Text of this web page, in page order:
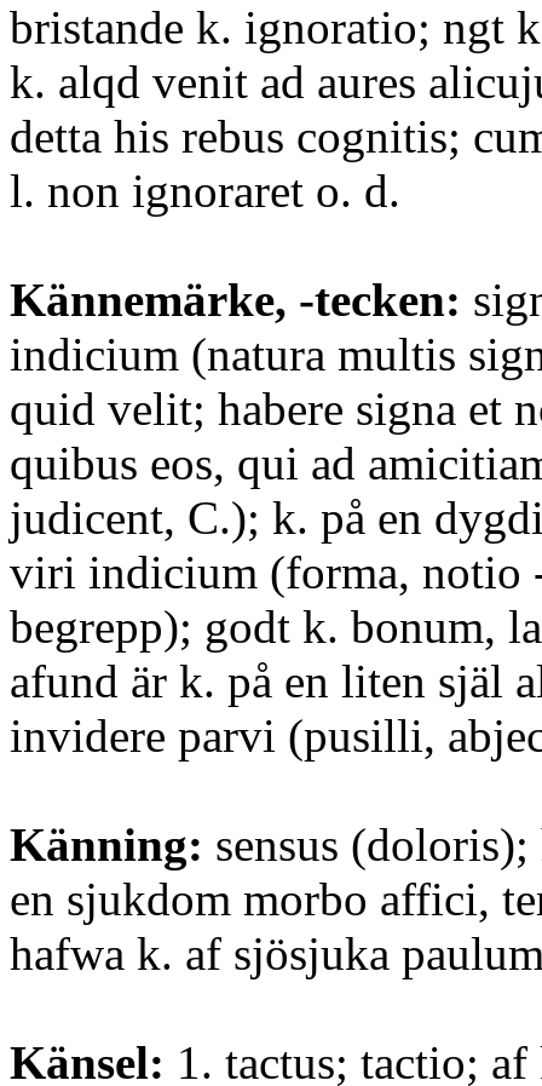
bristande k. ignoratio; ngt
k. alqd venit ad aures
detta his rebus cognitis;
l. non ignoraret o. d.
Kännemärke, -tecken:
indicium (natura multis
quid velit; habere signa et
quibus eos, qui ad
judicent, C.); k. på en
viri indicium (forma, notio
begrepp); godt k. bonum,
afund är k. på en liten själ
invidere parvi (pusilli,
Känning: sensus
en sjukdom morbo affici,
hafwa k. af sjösjuka
Känsel: 1. tactus; tactio;